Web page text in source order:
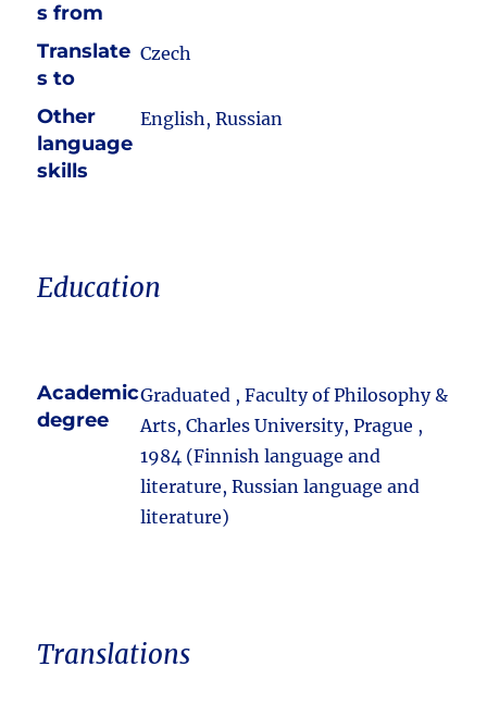
s from
Translate
s to
Czech
Other
language
skills
English, Russian
Education
Academic
degree
Graduated , Faculty of Philosophy &
Arts, Charles University, Prague ,
1984 (Finnish language and
literature, Russian language and
literature)
Translations